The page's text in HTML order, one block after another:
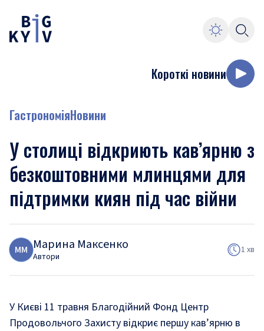
Короткі новини
ГастрономіяНовини
У столиці відкриють кав’ярню з
безкоштовними млинцями для
підтримки киян під час війни
ММ Марина Максенко
Автори
1 хв
У Києві 11 травня Благодійний Фонд Центр
Продовольчого Захисту відкриє першу кав’ярню в